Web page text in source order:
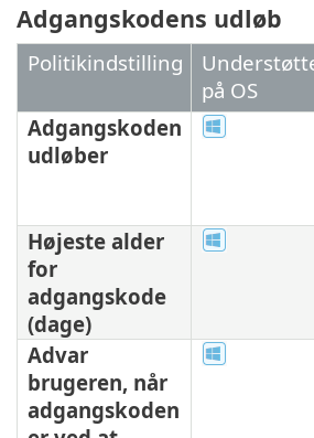
Adgangskodens udløb
Politikindstilling
på OS
Adgangskoden
udløber
Højeste alder
for
adgangskode
(dage)
Advar
brugeren, når
adgangskoden